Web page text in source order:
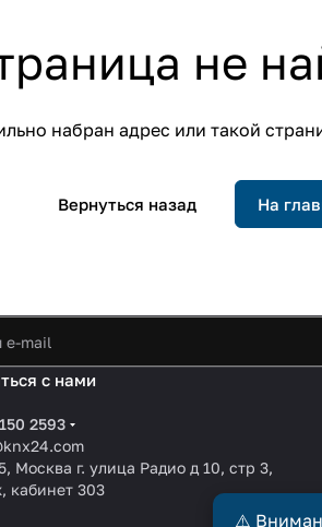
не
набран адрес или такой
Вернуться назад На
с нами
2593
Москва г. улица Радио д 10, стр 3,
кабинет 303
⚠️